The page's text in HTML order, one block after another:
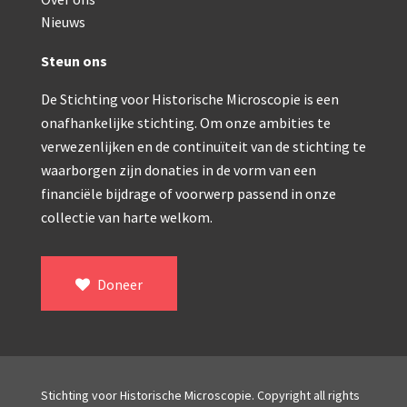
Watson & Sons, No. 1 ‘Van Heurck’ (ca. 1900)
Reichert (ca. 1925)
Winkel, statief BTC (1955-1957)
ROW, schoolmicroscoop (1955-1965)
Troughton & Simms, McArthur type (1959-
Bleeker, statief R (ca. 1965)
Nieuws
Steun ons
De Stichting voor Historische Microscopie is een
onafhankelijke stichting. Om onze ambities te
verwezenlijken en de continuïteit van de stichting te
waarborgen zijn donaties in de vorm van een
financiële bijdrage of voorwerp passend in onze
collectie van harte welkom.
Doneer
Stichting voor Historische Microscopie. Copyright all rights